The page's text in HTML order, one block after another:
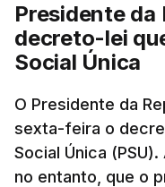
Presidente da
decreto-lei
Social Única
O Presidente da
sexta-feira o
Social Única
no entanto, que o